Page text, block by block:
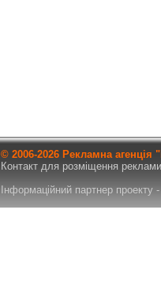
© 2006-2026 Рекламна
Контакт для розміщення
Інформаційний партнер проекту